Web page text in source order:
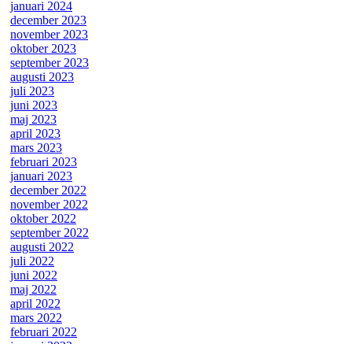
januari 2024
december 2023
november 2023
oktober 2023
september 2023
augusti 2023
juli 2023
juni 2023
maj 2023
april 2023
mars 2023
februari 2023
januari 2023
december 2022
november 2022
oktober 2022
september 2022
augusti 2022
juli 2022
juni 2022
maj 2022
april 2022
mars 2022
februari 2022